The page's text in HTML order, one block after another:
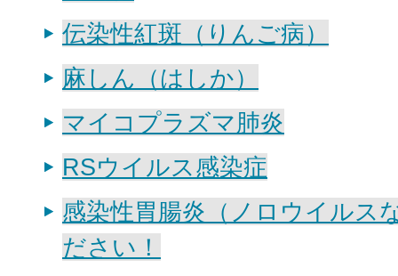
伝染性紅斑（りんご病）
麻しん（はしか）
マイコプラズマ肺炎
RSウイルス感染症
感染性胃腸炎（ノロウイルス
ださい！